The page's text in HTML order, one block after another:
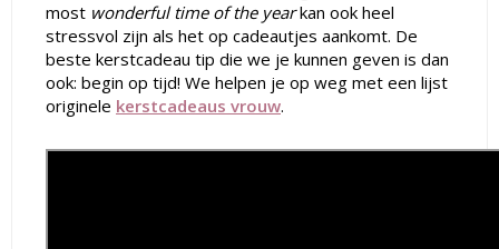
most wonderful time of the yearkan ook heel
stressvol zijn als het op cadeautjes aankomt. De
beste kerstcadeau tip die we je kunnen geven is dan
ook: begin op tijd! We helpen je op weg met een lijst
originele kerstcadeaus vrouw.